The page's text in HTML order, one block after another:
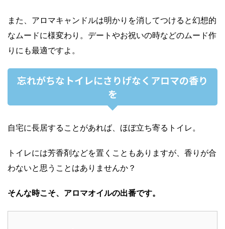
また、アロマキャンドルは明かりを消してつけると幻想的
なムードに様変わり。デートやお祝いの時などのムード作
りにも最適ですよ。
忘れがちなトイレにさりげなくアロマの香り
を
自宅に長居することがあれば、ほぼ立ち寄るトイレ。
トイレには芳香剤などを置くこともありますが、香りが合
わないと思うことはありませんか？
そんな時こそ、アロマオイルの出番です。